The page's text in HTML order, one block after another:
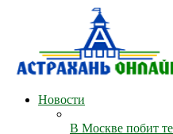
Новости
В Москве побит